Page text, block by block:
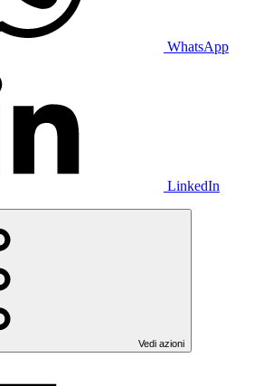
WhatsApp
LinkedIn
Vedi azioni